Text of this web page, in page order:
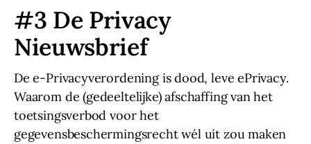
#3 De Privacy
Nieuwsbrief
De e-Privacyverordening is dood, leve ePrivacy.
Waarom de (gedeeltelijke) afschaffing van het
toetsingsverbod voor het
gegevensbeschermingsrecht wél uit zou maken